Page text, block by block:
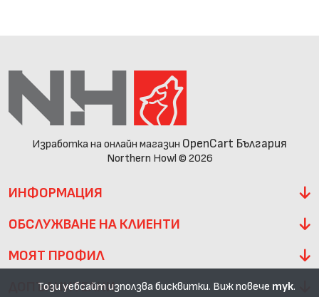
Изработка на онлайн магазин OpenCart България
Northern Howl © 2026
ИНФОРМАЦИЯ
ОБСЛУЖВАНЕ НА КЛИЕНТИ
МОЯТ ПРОФИЛ
ДОПЪЛНИТЕЛНИ
Този уебсайт използва бисквитки. Виж повече тук.